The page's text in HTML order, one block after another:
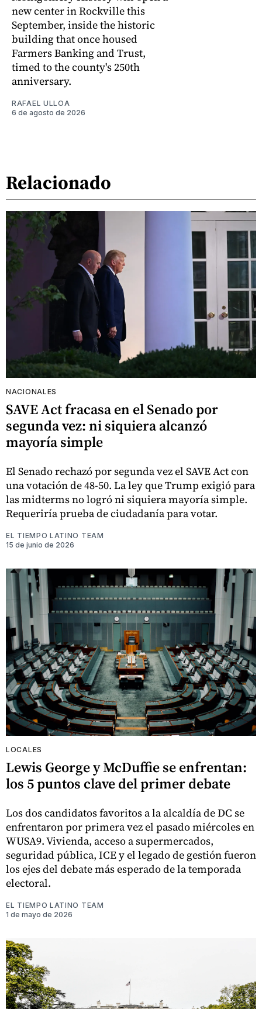
new center in Rockville this
September, inside the historic
building that once housed
Farmers Banking and Trust,
timed to the county's 250th
anniversary.
RAFAEL ULLOA
6 de agosto de 2026
Relacionado
NACIONALES
SAVE Act fracasa en el Senado por
segunda vez: ni siquiera alcanzó
mayoría simple
El Senado rechazó por segunda vez el SAVE Act con
una votación de 48-50. La ley que Trump exigió para
las midterms no logró ni siquiera mayoría simple.
Requeriría prueba de ciudadanía para votar.
EL TIEMPO LATINO TEAM
15 de junio de 2026
LOCALES
Lewis George y McDuffie se enfrentan:
los 5 puntos clave del primer debate
Los dos candidatos favoritos a la alcaldía de DC se
enfrentaron por primera vez el pasado miércoles en
WUSA9. Vivienda, acceso a supermercados,
seguridad pública, ICE y el legado de gestión fueron
los ejes del debate más esperado de la temporada
electoral.
EL TIEMPO LATINO TEAM
1 de mayo de 2026